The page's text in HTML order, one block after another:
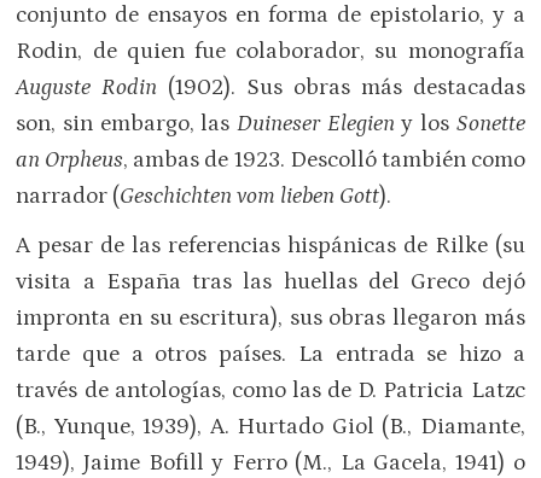
conjunto de ensayos en forma de epistolario, y a
Rodin, de quien fue colaborador, su monografía
Auguste Rodin (1902). Sus obras más destacadas
son, sin embargo, las Duineser Elegieny los Sonette
an Orpheus, ambas de 1923. Descolló también como
narrador (Geschichten vom lieben Gott).
A pesar de las referencias hispánicas de Rilke (su
visita a España tras las huellas del Greco dejó
impronta en su escritura), sus obras llegaron más
tarde que a otros países. La entrada se hizo a
través de antologías, como las de D. Patricia Latzc
(B., Yunque, 1939), A. Hurtado Giol (B., Diamante,
1949), Jaime Bofill y Ferro (M., La Gacela, 1941) o